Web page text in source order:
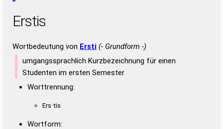
Erstis
Wortbedeutung von Ersti (- Grundform -)
umgangssprachlich Kurzbezeichnung für einen
Studenten im ersten Semester
Worttrennung:
Ers·tis
Wortform: